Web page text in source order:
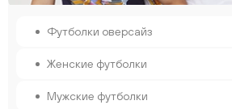
Футболки оверсайз
Женские футболки
Мужские футболки